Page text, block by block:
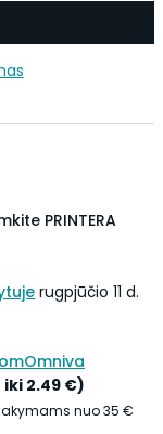
PRINTERA
rugpjūčio 11 d.
iki 2.49 €)
nuo35 €